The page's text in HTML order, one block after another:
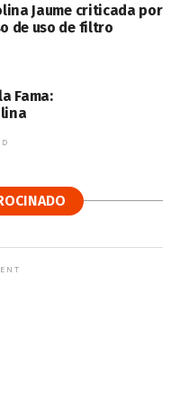
Jaume criticada por
de uso de filtro
Fama: